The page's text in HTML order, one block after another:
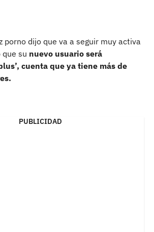
porno dijo que va a seguir muy activa
su nuevo usuario será
cuenta que ya tiene más de
PUBLICIDAD